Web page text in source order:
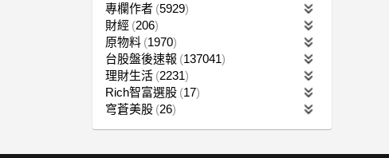
專欄作者 5929
財經 206
原物料 1970
台股盤後速報 137041
理財生活 2231
Rich智富選股 17
穹蒼美股 26